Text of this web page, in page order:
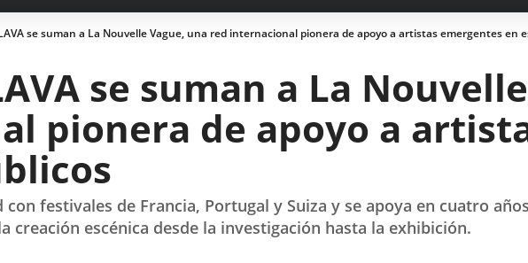
se
abrirá
ventana
se suman a La Nouvelle Vague, una red internacional pionera de apoyo a artistas emergentes en
se suman a La
pionera de apoyo a
con festivales de Francia, Portugal y Suiza y se apoya en cuatro
creación escénica desde la investigación hasta la exhibición.